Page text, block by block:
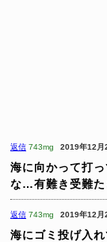
返信 743mg 2019年12月
海に向かって打
な…有難き受難た
返信 743mg 2019年12月
海にゴミ投げ入